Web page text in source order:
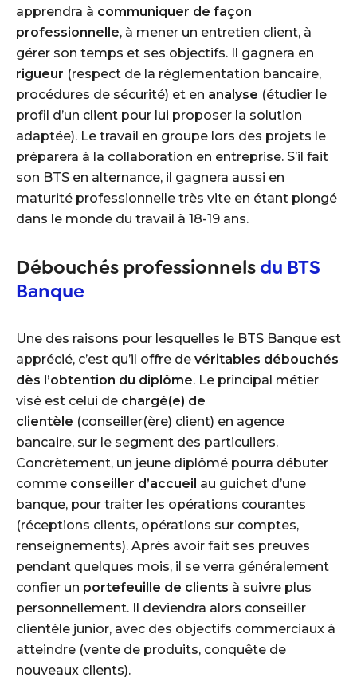
apprendra à communiquer de façon
professionnelle, à mener un entretien client, à
gérer son temps et ses objectifs. Il gagnera en
rigueur (respect de la réglementation bancaire,
procédures de sécurité) et en analyse (étudier le
profil d’un client pour lui proposer la solution
adaptée). Le travail en groupe lors des projets le
préparera à la collaboration en entreprise. S’il fait
son BTS en alternance, il gagnera aussi en
maturité professionnelle très vite en étant plongé
dans le monde du travail à 18-19 ans.
Débouchés professionnelsdu BTS
Banque
Une des raisons pour lesquelles le BTS Banque est
apprécié, c’est qu’il offre de véritables débouchés
dès l’obtention du diplôme. Le principal métier
visé est celui de chargé(e) de
clientèle (conseiller(ère) client) en agence
bancaire, sur le segment des particuliers.
Concrètement, un jeune diplômé pourra débuter
comme conseiller d’accueil au guichet d’une
banque, pour traiter les opérations courantes
(réceptions clients, opérations sur comptes,
renseignements). Après avoir fait ses preuves
pendant quelques mois, il se verra généralement
confier un portefeuille de clients à suivre plus
personnellement. Il deviendra alors conseiller
clientèle junior, avec des objectifs commerciaux à
atteindre (vente de produits, conquête de
nouveaux clients).